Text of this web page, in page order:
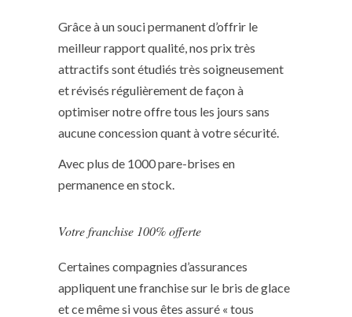
Grâce à un souci permanent d’offrir le
meilleur rapport qualité, nos prix très
attractifs sont étudiés très soigneusement
et révisés régulièrement de façon à
optimiser notre offre tous les jours sans
aucune concession quant à votre sécurité.
Avec plus de 1000 pare-brises en
permanence en stock.
Votre franchise 100% offerte
Certaines compagnies d’assurances
appliquent une franchise sur le bris de glace
et ce même si vous êtes assuré « tous